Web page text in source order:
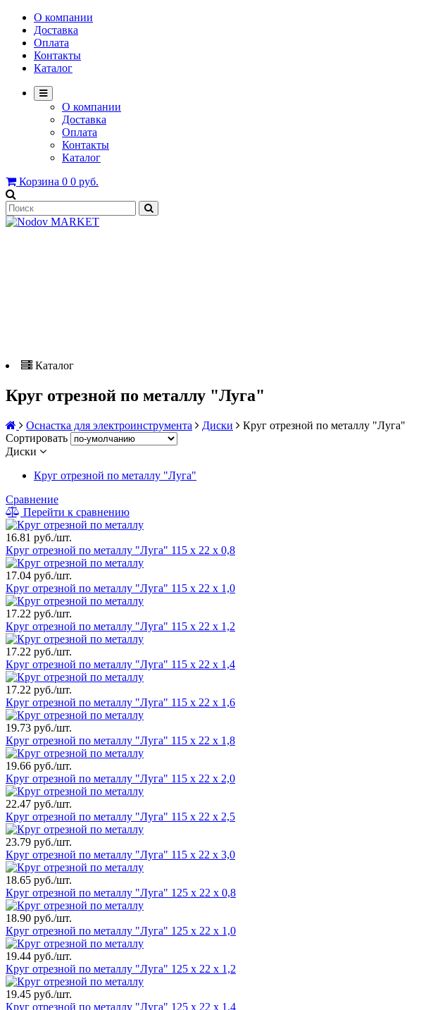
О компании
Доставка
Оплата
Контакты
Каталог
О компании
Доставка
Оплата
Контакты
Каталог
Корзина 0 0 руб.
Каталог
Круг отрезной по металлу "Луга"
Оснастка для электроинструмента Диски
Круг отрезной по металлу "Луга"
Сортировать
Диски
Круг отрезной по металлу "Луга"
Сравнение
Перейти к сравнению
16.81 руб./шт.
Круг отрезной по металлу "Луга" 115 х 22 х 0,8
17.04 руб./шт.
Круг отрезной по металлу "Луга" 115 х 22 х 1,0
17.22 руб./шт.
Круг отрезной по металлу "Луга" 115 х 22 х 1,2
17.22 руб./шт.
Круг отрезной по металлу "Луга" 115 х 22 х 1,4
17.22 руб./шт.
Круг отрезной по металлу "Луга" 115 х 22 х 1,6
19.73 руб./шт.
Круг отрезной по металлу "Луга" 115 х 22 х 1,8
19.66 руб./шт.
Круг отрезной по металлу "Луга" 115 х 22 х 2,0
22.47 руб./шт.
Круг отрезной по металлу "Луга" 115 х 22 х 2,5
23.79 руб./шт.
Круг отрезной по металлу "Луга" 115 х 22 х 3,0
18.65 руб./шт.
Круг отрезной по металлу "Луга" 125 х 22 х 0,8
18.90 руб./шт.
Круг отрезной по металлу "Луга" 125 х 22 х 1,0
19.44 руб./шт.
Круг отрезной по металлу "Луга" 125 х 22 х 1,2
19.45 руб./шт.
Круг отрезной по металлу "Луга" 125 х 22 х 1,4